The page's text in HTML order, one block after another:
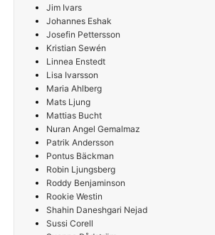
Jim Ivars
Johannes Eshak
Josefin Pettersson
Kristian Sewén
Linnea Enstedt
Lisa Ivarsson
Maria Ahlberg
Mats Ljung
Mattias Bucht
Nuran Angel Gemalmaz
Patrik Andersson
Pontus Bäckman
Robin Ljungsberg
Roddy Benjaminson
Rookie Westin
Shahin Daneshgari Nejad
Sussi Corell